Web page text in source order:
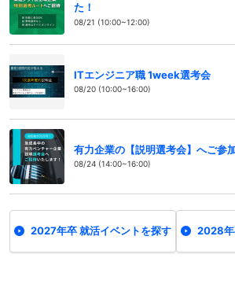
た！
08/21 (10:00~12:00)
ITエンジニア職 1week選考会
08/20 (10:00~16:00)
有力企業の【説明選考会】へご参
08/24 (14:00~16:00)
2027年卒 就活イベントを探す 2028年